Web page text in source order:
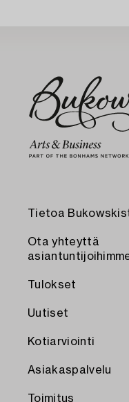
Tietoa
Ota yhteyttä
Tulokset
Uutiset
Kotiarviointi
Asiakaspalvelu
Toimitus